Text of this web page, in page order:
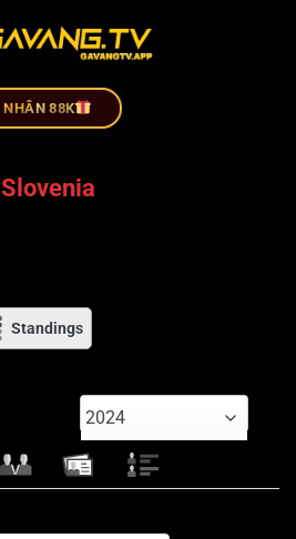
NHÂN 88K
Slovenia
Standings
2024